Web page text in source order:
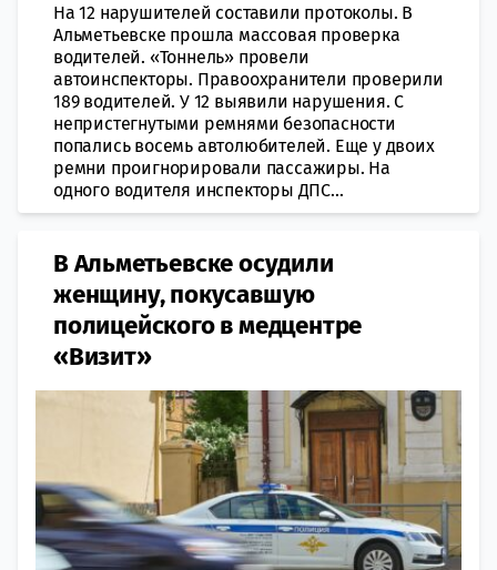
На 12 нарушителей составили протоколы. В
Альметьевске прошла массовая проверка
водителей. «Тоннель» провели
автоинспекторы. Правоохранители проверили
189 водителей. У 12 выявили нарушения. С
непристегнутыми ремнями безопасности
попались восемь автолюбителей. Еще у двоих
ремни проигнорировали пассажиры. На
одного водителя инспекторы ДПС...
В Альметьевске осудили
женщину, покусавшую
полицейского в медцентре
«Визит»